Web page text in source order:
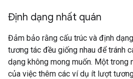
Định dạng nhất quán
Đảm bảo rằng cấu trúc và định
tương tác đều giống nhau để tránh
dạng không mong muốn. Một trong
của việc thêm các ví dụ ít lượt